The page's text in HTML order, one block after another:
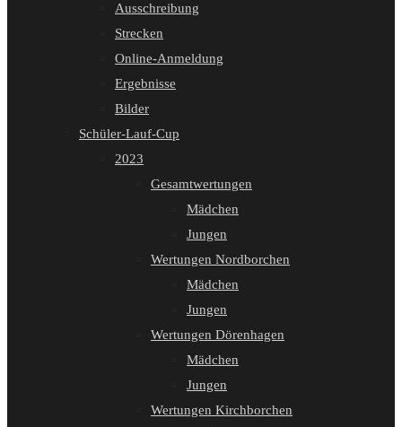
Ausschreibung
Strecken
Online-Anmeldung
Ergebnisse
Bilder
Schüler-Lauf-Cup
2023
Gesamtwertungen
Mädchen
Jungen
Wertungen Nordborchen
Mädchen
Jungen
Wertungen Dörenhagen
Mädchen
Jungen
Wertungen Kirchborchen